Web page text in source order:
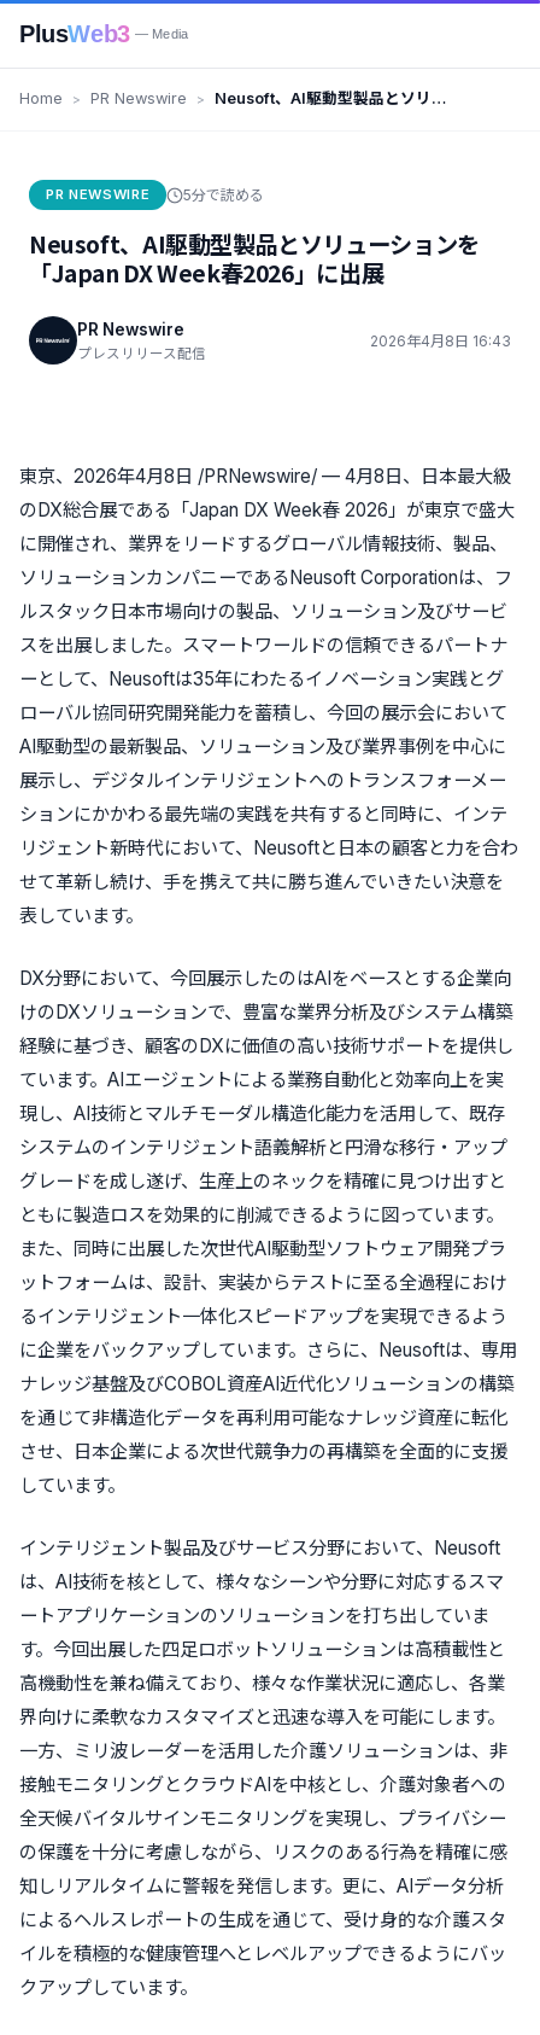
PlusWeb3 — Media
Home PR Newswire
Neusoft、AI駆動型製品とソリュ
PR NEWSWIRE 5分で読める
Neusoft、AI駆動型製品とソリューションを
「Japan DX Week春2026」に出展
PR Newswire
プレスリリース配信
2026年4月8日 16:43
東京、2026年4月8日 /PRNewswire/ — 4月8日、日本最大級
のDX総合展である「Japan DX Week春 2026」が東京で盛大
に開催され、業界をリードするグローバル情報技術、製品、
ソリューションカンパニーであるNeusoft Corporationは、フ
ルスタック日本市場向けの製品、ソリューション及びサービ
スを出展しました。スマートワールドの信頼できるパートナ
ーとして、Neusoftは35年にわたるイノベーション実践とグ
ローバル協同研究開発能力を蓄積し、今回の展示会において
AI駆動型の最新製品、ソリューション及び業界事例を中心に
展示し、デジタルインテリジェントへのトランスフォーメー
ションにかかわる最先端の実践を共有すると同時に、インテ
リジェント新時代において、Neusoftと日本の顧客と力を合わ
せて革新し続け、手を携えて共に勝ち進んでいきたい決意を
表しています。
DX分野において、今回展示したのはAIをベースとする企業向
けのDXソリューションで、豊富な業界分析及びシステム構築
経験に基づき、顧客のDXに価値の高い技術サポートを提供し
ています。AIエージェントによる業務自動化と効率向上を実
現し、AI技術とマルチモーダル構造化能力を活用して、既存
システムのインテリジェント語義解析と円滑な移行・アップ
グレードを成し遂げ、生産上のネックを精確に見つけ出すと
ともに製造ロスを効果的に削減できるように図っています。
また、同時に出展した次世代AI駆動型ソフトウェア開発プラ
ットフォームは、設計、実装からテストに至る全過程におけ
るインテリジェント一体化スピードアップを実現できるよう
に企業をバックアップしています。さらに、Neusoftは、専用
ナレッジ基盤及びCOBOL資産AI近代化ソリューションの構築
を通じて非構造化データを再利用可能なナレッジ資産に転化
させ、日本企業による次世代競争力の再構築を全面的に支援
しています。
インテリジェント製品及びサービス分野において、Neusoft
は、AI技術を核として、様々なシーンや分野に対応するスマ
ートアプリケーションのソリューションを打ち出していま
す。今回出展した四足ロボットソリューションは高積載性と
高機動性を兼ね備えており、様々な作業状況に適応し、各業
界向けに柔軟なカスタマイズと迅速な導入を可能にします。
一方、ミリ波レーダーを活用した介護ソリューションは、非
接触モニタリングとクラウドAIを中核とし、介護対象者への
全天候バイタルサインモニタリングを実現し、プライバシー
の保護を十分に考慮しながら、リスクのある行為を精確に感
知しリアルタイムに警報を発信します。更に、AIデータ分析
によるヘルスレポートの生成を通じて、受け身的な介護スタ
イルを積極的な健康管理へとレベルアップできるようにバッ
クアップしています。